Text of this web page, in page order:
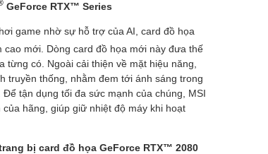
GeForce RTX™ Series
game nhờ sự hỗ trợ của AI, card đồ họa
mới. Dòng card đồ họa mới này đưa thế
có. Ngoài cải thiện về mặt hiệu năng,
thống, nhằm đem tới ánh sáng trong
tận dụng tối đa sức mạnh của chúng, MSI
hãng, giúp giữ nhiệt độ máy khi hoạt
bị card đồ họa GeForce RTX™ 2080